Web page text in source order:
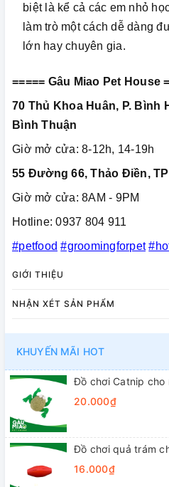
biệt là kể cả các em nhỏ
làm trò một cách dễ dàng
lớn hay chuyên gia.
===== Gâu Miao Pet House
70 Thủ Khoa Huân, P. Bình
Bình Thuận
Giờ mở cửa: 8-12h, 14-19h
55 Đường 66, Thảo Điền,
Giờ mở cửa: 8AM - 9PM
Hotline: 0937 804 911
#petfood #groomingforpet
GIỚI THIỆU
NHẬN XÉT SẢN PHẨM
KHUYẾN MÃI HOT
Đồ chơi Catnip cho
20.000₫
Đồ chơi quả trám
16.000₫